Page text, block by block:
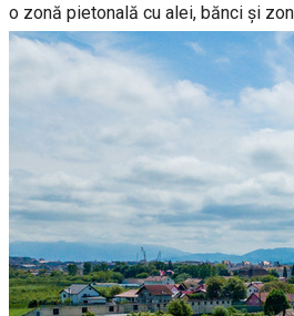
o zonă pietonală cu alei, bănci și